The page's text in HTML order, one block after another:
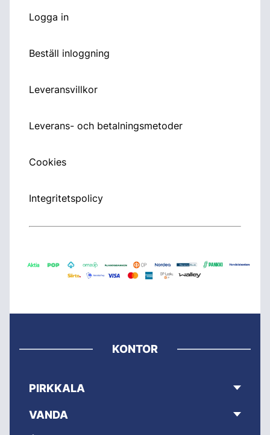
Logga in
Beställ inloggning
Leveransvillkor
Leverans- och betalningsmetoder
Cookies
Integritetspolicy
KONTOR
PIRKKALA
VANDA